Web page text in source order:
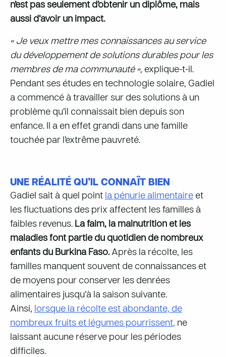
n’est pas seulement d’obtenir un diplôme, mais
aussi d’avoir un impact.
« Je veux mettre mes connaissances au service
du développement de solutions durables pour les
membres de ma communauté », explique-t-il.
Pendant ses études en technologie solaire, Gadiel
a commencé à travailler sur des solutions à un
problème qu’il connaissait bien depuis son
enfance. Il a en effet grandi dans une famille
touchée par l’extrême pauvreté.
UNE RÉALITÉ QU’IL CONNAÎT BIEN
Gadiel sait à quel point la pénurie alimentaire et
les fluctuations des prix affectent les familles à
faibles revenus. La faim, la malnutrition et les
maladies font partie du quotidien de nombreux
enfants du Burkina Faso.Après la récolte, les
familles manquent souvent de connaissances et
de moyens pour conserver les denrées
alimentaires jusqu’à la saison suivante.
Ainsi, lorsque la récolte est abondante, de
nombreux fruits et légumes pourrissent, ne
laissant aucune réserve pour les périodes
difficiles.